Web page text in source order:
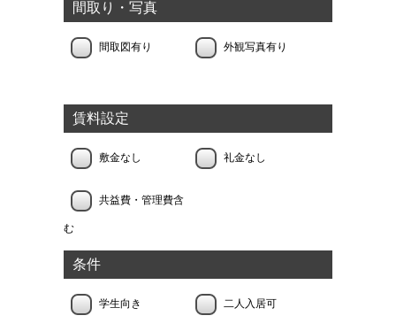
間取り・写真
間取図有り 外観写真有り
賃料設定
敷金なし 礼金なし
共益費・管理費含
む
条件
学生向き 二人入居可